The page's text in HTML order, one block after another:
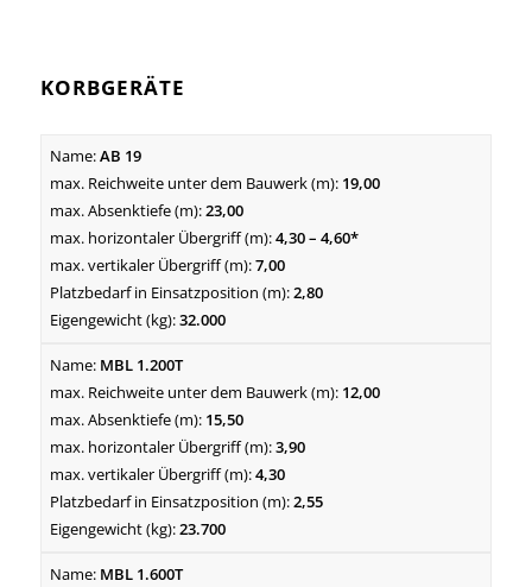
KORBGERÄTE
AB 19
19,00
23,00
4,30 – 4,60*
7,00
2,80
32.000
MBL 1.200T
12,00
15,50
3,90
4,30
2,55
23.700
MBL 1.600T